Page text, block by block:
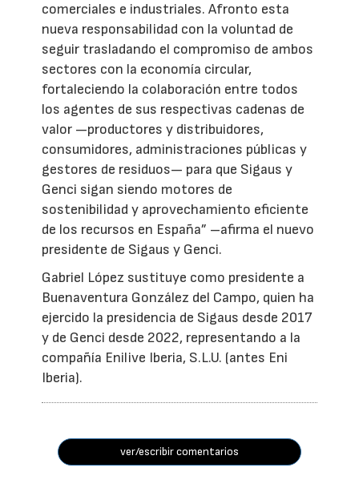
comerciales e industriales. Afronto esta
nueva responsabilidad con la voluntad de
seguir trasladando el compromiso de ambos
sectores con la economía circular,
fortaleciendo la colaboración entre todos
los agentes de sus respectivas cadenas de
valor —productores y distribuidores,
consumidores, administraciones públicas y
gestores de residuos— para que Sigaus y
Genci sigan siendo motores de
sostenibilidad y aprovechamiento eficiente
de los recursos en España” –afirma el nuevo
presidente de Sigaus y Genci.
Gabriel López sustituye como presidente a
Buenaventura González del Campo, quien ha
ejercido la presidencia de Sigaus desde 2017
y de Genci desde 2022, representando a la
compañía Enilive Iberia, S.L.U. (antes Eni
Iberia).
ver/escribir comentarios